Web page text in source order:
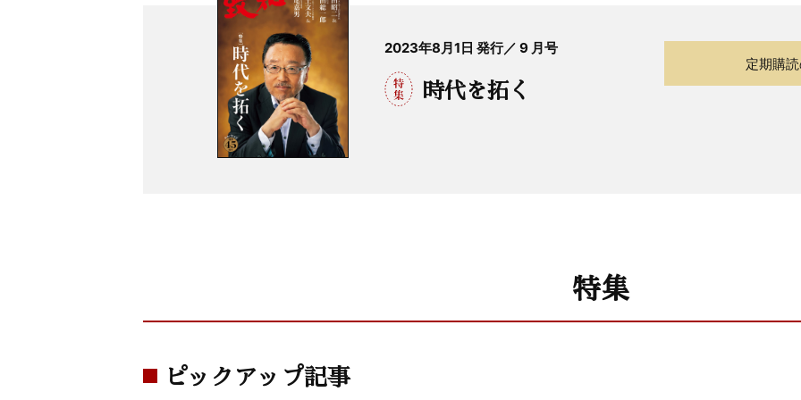
2023年8月1日 発行／ 9 月号
時代を拓く
定期購
特集
ピックアップ記事